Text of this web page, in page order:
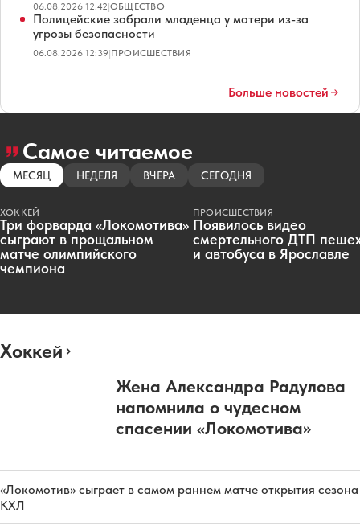
06.08.2026 12:42|ОБЩЕСТВО
Полицейские забрали младенца у матери из-за
угрозы безопасности
06.08.2026 12:39|ПРОИСШЕСТВИЯ
Больше новостей
Самое читаемое
МЕСЯЦ НЕДЕЛЯ ВЧЕРА СЕГОДНЯ
ХОККЕЙ
Три форварда «Локомотива»
сыграют в прощальном
матче олимпийского
чемпиона
ПРОИСШЕСТВИЯ
Появилось видео
смертельного ДТП
и автобуса в Ярославле
Хоккей
Жена Александра Радулова
напомнила о чудесном
спасении «Локомотива»
«Локомотив» сыграет в самом раннем матче открытия сезона
КХЛ